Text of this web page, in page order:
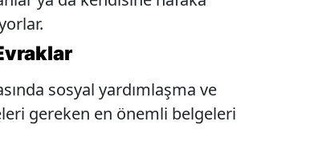
sosyal yardımlaşma ve
gereken en önemli belgeleri